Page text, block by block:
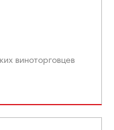
виноторговцев